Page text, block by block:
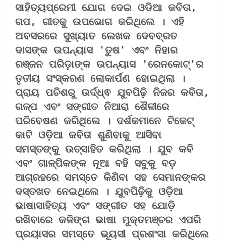
ସାହିତ୍ୟପ୍ରେମୀ ଯୋଗ ଦେଇ ଓଡିଆ କବିତା,
ଗପ, ଗୀତକୁ ଉପଭୋଗ କରିଥିଲେ । ଏହି
ଅବସରରେ ସୁଖ୍ୟାତ ଲେଖକ ଦେବବ୍ରତ
ଦାସଙ୍କ ଉପନ୍ୟାସ 'ତୁଷ' ଏବଂ ନିହାର
ରଞ୍ଜନ ପରିଡ଼ାଙ୍କ ଉପନ୍ୟାସ 'ରେନକୋଟ୍'ର
ତୃତୀୟ ସଂସ୍କରଣ ଲୋକାର୍ପଣ ହୋଇଥିଲା ।
ପ୍ରାୟ ପଚିଶରୁ ଉର୍ଦ୍ଧ୍ଵ ଯୁବପିଢ଼ି ନିଜର କବିତା,
ଗଳ୍ପ ଏବଂ ସଙ୍ଗୀତ ନିଆରା ଶୈଳୀରେ
ପରିବେଷଣ କରିଥିଲେ । ଦର୍ଶକମାନେ ଟିକେଟ୍
କାଟି ଓଡ଼ିଆ କବିତା ଶୁଣିବାକୁ ଆସିବା
ସମସ୍ତଙ୍କୁ ଉତ୍ସାହିତ କରିଥିଲା । ଯୁବ କବି
ଏବଂ ଗାଳ୍ପିକଙ୍କ ନୂଆ ବହି ସବୁକୁ ବଡ଼
ଆଗ୍ରହରେ ସମସ୍ତେ କିଣିବା ସହ ସେମାନଙ୍କର
ଦସ୍ତଖତ ନେଇଥିଲେ । ଯୁବପିଢ଼ିକୁ ଓଡ଼ିଆ
ଭାଷାସାହିତ୍ୟ ଏବଂ ସଙ୍ଗୀତ ସହ ଯୋଡ଼ି
ରଖିବାରେ କଳିଙ୍ଗ ଭାଷା ମୁକ୍ତମଞ୍ଚର ଏପରି
ପ୍ରୟାସର ସମସ୍ତେ ଭୂୟସୀ ପ୍ରଶଂସା କରିଥିଲେ